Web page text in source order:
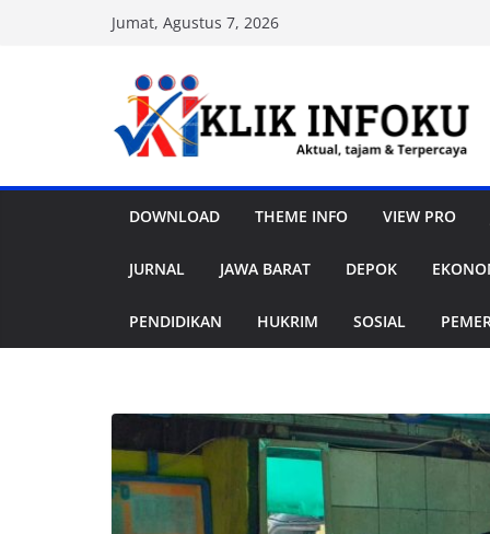
Jumat, Agustus 7, 2026
DOWNLOAD THEME INFO VIEW PRO
JURNAL JAWA BARAT DEPOK
PENDIDIKAN HUKRIM SOSIAL